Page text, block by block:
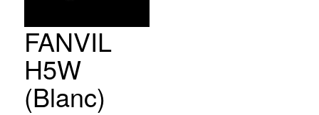
FANVIL
H5W
(Blanc)